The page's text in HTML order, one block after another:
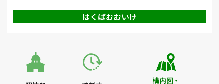
はくばおおいけ
構内図・